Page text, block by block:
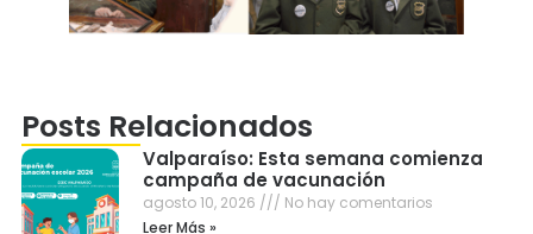
Posts Relacionados
Valparaíso: Esta semana comienza
campaña de vacunación
agosto 10, 2026
No hay comentarios
Leer Más »